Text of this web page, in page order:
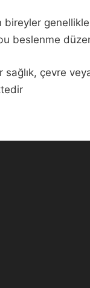
bireyler
beslenme
sağlık, çevre